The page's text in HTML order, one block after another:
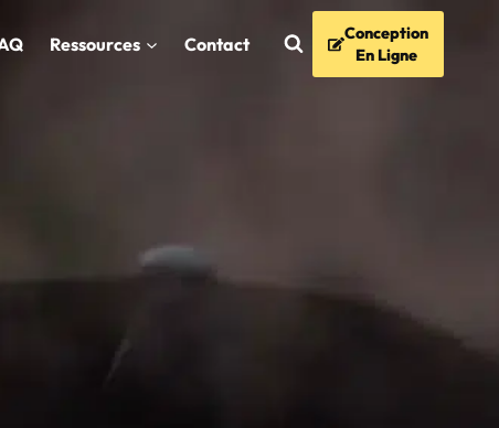
Ressources Contact
Conception
En Ligne